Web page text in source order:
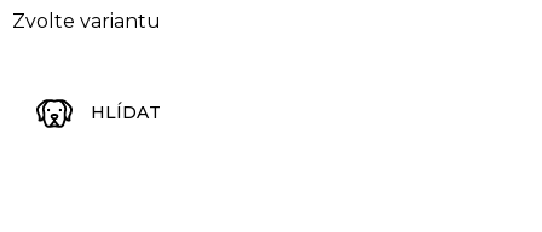
Zvolte variantu
HLÍDAT